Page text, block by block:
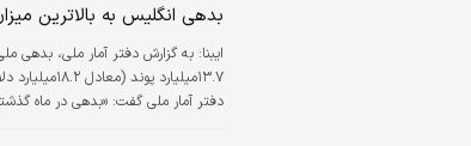
بدهی انگلیس به بالاترین میزان در ۶۰ سال